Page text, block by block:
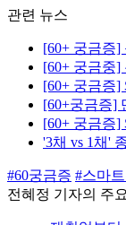
관련 뉴스
[60+ 궁금증]
[60+ 궁금중]
[60+ 궁금증]
[60+궁금증]
[60+ 궁금증]
'3채 vs 1채'
#60궁금증 #스마
전혜정 기자의 주